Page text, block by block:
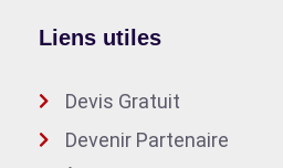
Liens utiles
Devis Gratuit
Devenir Partenaire